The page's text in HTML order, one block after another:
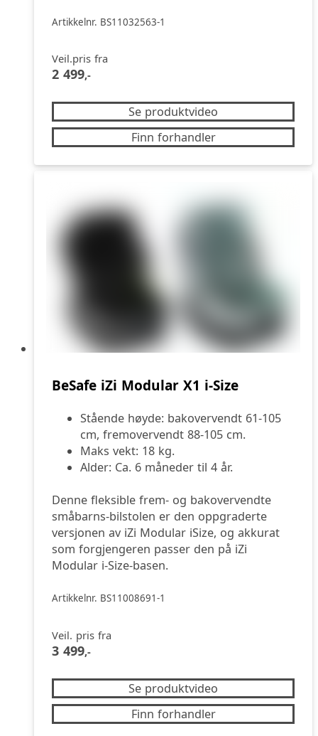
Artikkelnr. BS11032563-1
Veil.pris fra
2 499,-
Se produktvideo
Finn forhandler
BeSafe iZi Modular X1 i-Size
Stående høyde: bakovervendt 61-105
cm, fremovervendt 88-105 cm.
Maks vekt: 18 kg.
Alder: Ca. 6 måneder til 4 år.
Denne fleksible frem- og bakovervendte
småbarns-bilstolen er den oppgraderte
versjonen av iZi Modular iSize, og akkurat
som forgjengeren passer den på iZi
Modular i-Size-basen.
Artikkelnr. BS11008691-1
Veil. pris fra
3 499,-
Se produktvideo
Finn forhandler